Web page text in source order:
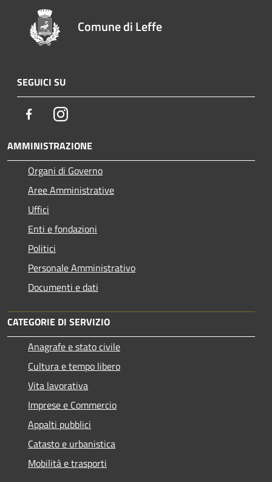
Comune di Leffe
SEGUICI SU
FacebookInstagram
AMMINISTRAZIONE
Organi di Governo
Aree Amministrative
Uffici
Enti e fondazioni
Politici
Personale Amministrativo
Documenti e dati
CATEGORIE DI SERVIZIO
Anagrafe e stato civile
Cultura e tempo libero
Vita lavorativa
Imprese e Commercio
Appalti pubblici
Catasto e urbanistica
Mobilità e trasporti